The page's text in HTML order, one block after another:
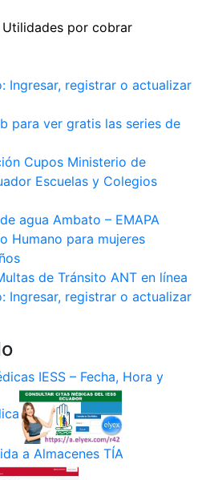
Ingresar, registrar o actualizar
para ver gratis las series de
Cupos Ministerio de
Escuelas y Colegios
agua Ambato – EMAPA
Humano para mujeres
de Tránsito ANT en línea
Ingresar, registrar o actualizar
IESS – Fecha, Hora y
a Almacenes TÍA